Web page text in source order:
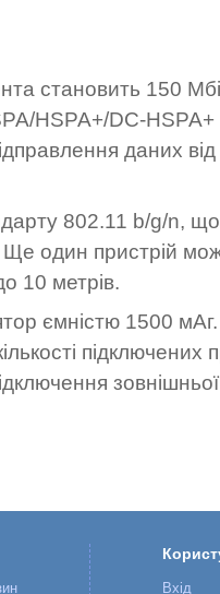
становить 150
HSPA+/DC-HSPA+
даних
802.11 b/g/n,
Ще один пристрій
10 метрів.
ємністю 1500
підключених
Вхід